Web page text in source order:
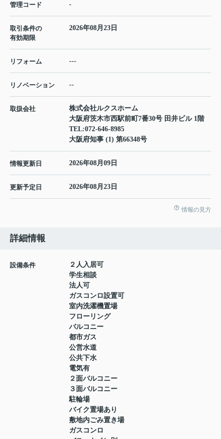
管理コード -
取引条件の
有効期限
2026年08月23日
リフォーム ---
リノベーション --
取扱会社
株式会社ルクスホーム
大阪府茨木市西駅前町7番30号 田井ビル 1階
TEL:072-646-8985
大阪府知事 (1) 第66348号
情報更新日 2026年08月09日
更新予定日 2026年08月23日
情報の見方
詳細情報
設備条件
２人入居可
学生相談
法人可
ガスコンロ設置可
室内洗濯機置場
フローリング
バルコニー
都市ガス
公営水道
公共下水
電気有
２面バルコニー
３面バルコニー
駐輪場
バイク置場あり
敷地内ごみ置き場
ガスコンロ